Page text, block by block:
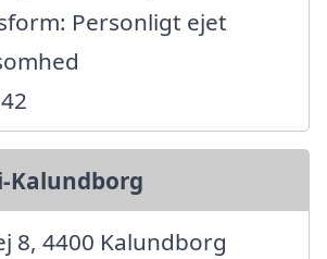
Personligt ejet
Kalundborg
8, 4400 Kalundborg